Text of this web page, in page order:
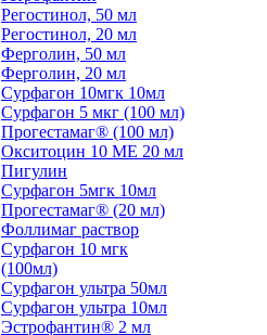
Регостинол, 50 мл
Регостинол, 20 мл
Ферголин, 50 мл
Ферголин, 20 мл
Сурфагон 10мгк 10мл
Сурфагон 5 мкг (100 мл)
Прогестамаг® (100 мл)
Окситоцин 10 МЕ 20 мл
Пигулин
Сурфагон 5мгк 10мл
Прогестамаг® (20 мл)
Фоллимаг раствор
Сурфагон 10 мгк
(100мл)
Сурфагон ультра 50мл
Сурфагон ультра 10мл
Эстрофантин® 2 мл